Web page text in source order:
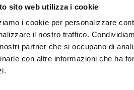
sito web utilizza i cookie
i cookie per personalizzare
il nostro traffico.
partner che si occupano di
con altre informazioni che ha
I NOSTRI
LE NOSTRE
LA NOSTRA